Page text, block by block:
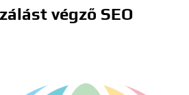
végző SEO